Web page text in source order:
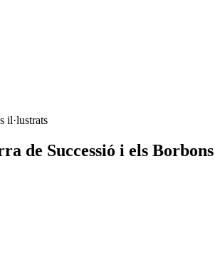
il·lustrats
de Successió i els